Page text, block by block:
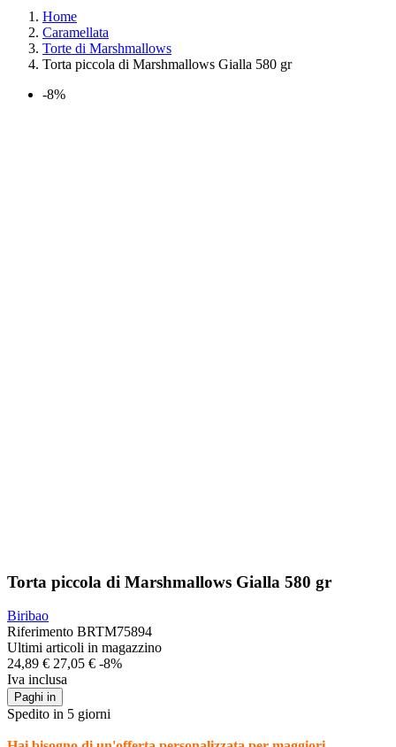
Home
Caramellata
Torte di Marshmallows
Torta piccola di Marshmallows Gialla 580 gr
-8%
Torta piccola di Marshmallows Gialla 580 gr
Biribao
Riferimento BRTM75894
Ultimi articoli in magazzino
24,89 € 27,05 € -8%
Iva inclusa
Paghi in
Spedito in 5 giorni